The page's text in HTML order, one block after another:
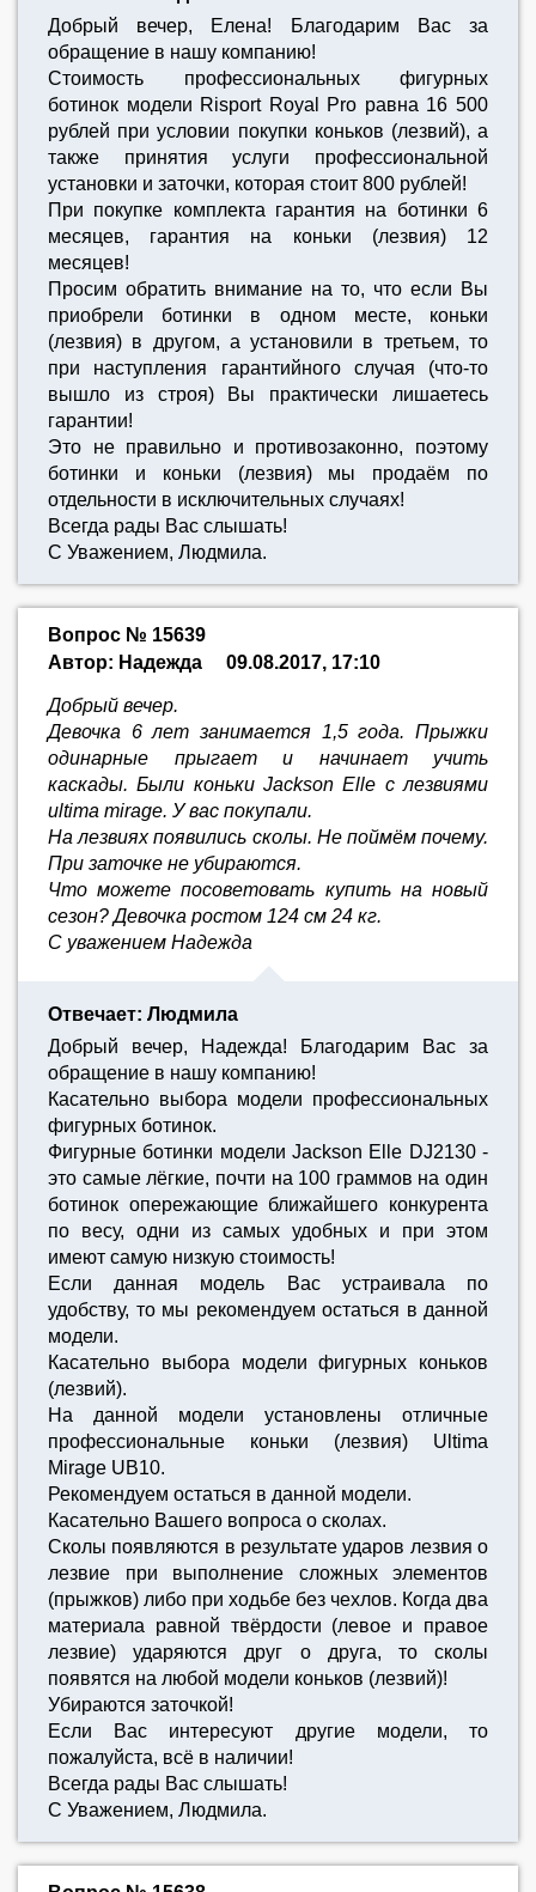
Добрый вечер, Елена! Благодарим Вас за
обращение в нашу компанию!
Стоимость профессиональных фигурных
ботинок модели Risport Royal Pro равна 16 500
рублей при условии покупки коньков (лезвий), а
также принятия услуги профессиональной
установки и заточки, которая стоит 800 рублей!
При покупке комплекта гарантия на ботинки 6
месяцев, гарантия на коньки (лезвия) 12
месяцев!
Просим обратить внимание на то, что если Вы
приобрели ботинки в одном месте, коньки
(лезвия) в другом, а установили в третьем, то
при наступления гарантийного случая (что-то
вышло из строя) Вы практически лишаетесь
гарантии!
Это не правильно и противозаконно, поэтому
ботинки и коньки (лезвия) мы продаём по
отдельности в исключительных случаях!
Всегда рады Вас слышать!
С Уважением, Людмила.
Вопрос № 15639
Автор: Надежда
09.08.2017, 17:10
Добрый вечер.
Девочка 6 лет занимается 1,5 года. Прыжки
одинарные прыгает и начинает учить
каскады. Были коньки Jackson Elle с лезвиями
ultima mirage. У вас покупали.
На лезвиях появились сколы. Не поймём почему.
При заточке не убираются.
Что можете посоветовать купить на новый
сезон? Девочка ростом 124 см 24 кг.
С уважением Надежда
Отвечает: Людмила
Добрый вечер, Надежда! Благодарим Вас за
обращение в нашу компанию!
Касательно выбора модели профессиональных
фигурных ботинок.
Фигурные ботинки модели Jackson Elle DJ2130 -
это самые лёгкие, почти на 100 граммов на один
ботинок опережающие ближайшего конкурента
по весу, одни из самых удобных и при этом
имеют самую низкую стоимость!
Если данная модель Вас устраивала по
удобству, то мы рекомендуем остаться в данной
модели.
Касательно выбора модели фигурных коньков
(лезвий).
На данной модели установлены отличные
профессиональные коньки (лезвия) Ultima
Mirage UB10.
Рекомендуем остаться в данной модели.
Касательно Вашего вопроса о сколах.
Сколы появляются в результате ударов лезвия о
лезвие при выполнение сложных элементов
(прыжков) либо при ходьбе без чехлов. Когда два
материала равной твёрдости (левое и правое
лезвие) ударяются друг о друга, то сколы
появятся на любой модели коньков (лезвий)!
Убираются заточкой!
Если Вас интересуют другие модели, то
пожалуйста, всё в наличии!
Всегда рады Вас слышать!
С Уважением, Людмила.